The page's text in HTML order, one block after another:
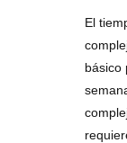
El
básico